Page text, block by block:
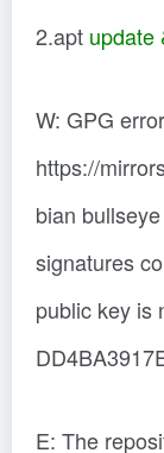
2.apt update
W: GPG
https://
bian
signatures
public key is
E: The